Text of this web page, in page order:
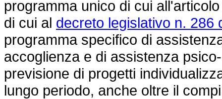
programma unico di cui
di cui al decreto legislativo n. 286
programma specifico di
accoglienza e di assistenza
previsione di progetti
lungo periodo, anche oltre il